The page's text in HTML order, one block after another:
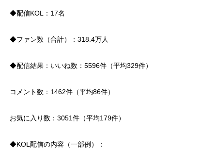
◆配信KOL：17名
◆ファン数（合計）：318.4万人
◆配信結果：いいね数：5596件（平均329件）
コメント数：1462件（平均86件）
お気に入り数：3051件（平均179件）
◆KOL配信の内容（一部例）：